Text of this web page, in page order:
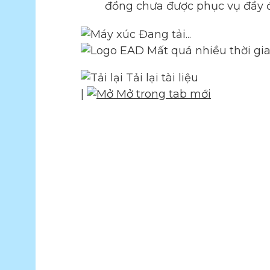
đồng chưa được phục vụ đầy
Đang tải...
Mất quá nhiều thời
Tải lại tài liệu
|
Mở trong tab mới